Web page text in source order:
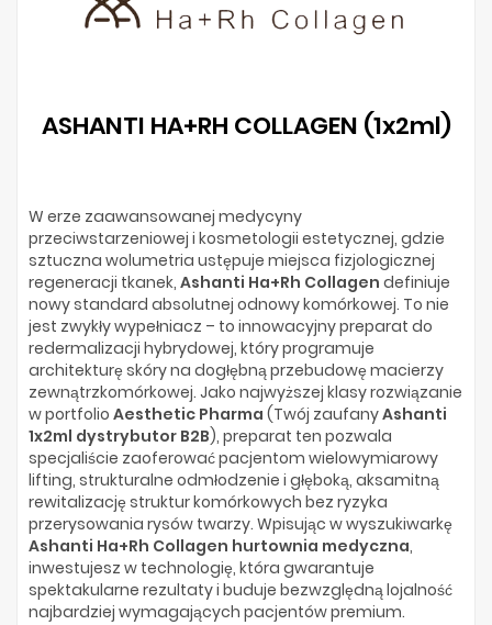
ASHANTI HA+RH COLLAGEN (1x2ml)
W erze zaawansowanej medycyny
przeciwstarzeniowej i kosmetologii estetycznej, gdzie
sztuczna wolumetria ustępuje miejsca fizjologicznej
regeneracji tkanek, Ashanti Ha+Rh Collagen definiuje
nowy standard absolutnej odnowy komórkowej. To nie
jest zwykły wypełniacz – to innowacyjny preparat do
redermalizacji hybrydowej, który programuje
architekturę skóry na dogłębną przebudowę macierzy
zewnątrzkomórkowej. Jako najwyższej klasy rozwiązanie
w portfolio Aesthetic Pharma (Twój zaufanyAshanti
1x2ml dystrybutor B2B), preparat ten pozwala
specjaliście zaoferować pacjentom wielowymiarowy
lifting, strukturalne odmłodzenie i głęboką, aksamitną
rewitalizację struktur komórkowych bez ryzyka
przerysowania rysów twarzy. Wpisując w wyszukiwarkę
Ashanti Ha+Rh Collagen hurtownia medyczna,
inwestujesz w technologię, która gwarantuje
spektakularne rezultaty i buduje bezwzględną lojalność
najbardziej wymagających pacjentów premium.